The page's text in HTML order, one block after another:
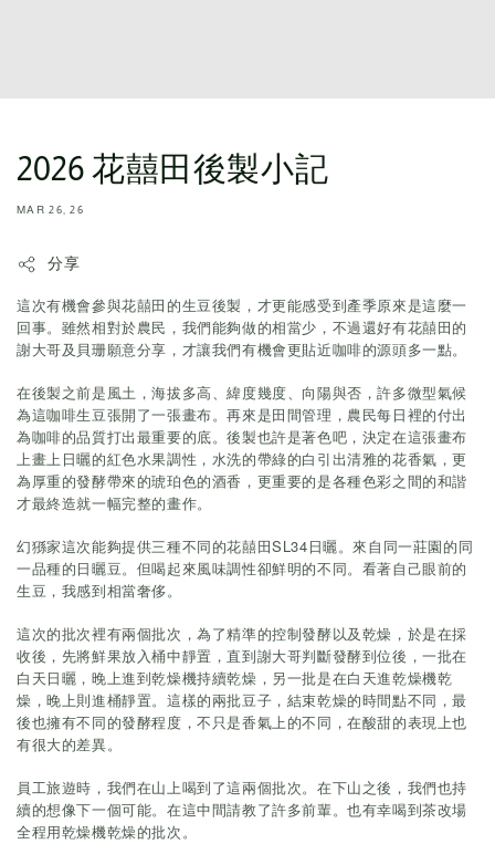
2026 花囍田後製小記
MAR 26, 26
分享
這次有機會參與花囍田的生豆後製，才更能感受到產季原來是這麼一
回事。雖然相對於農民，我們能夠做的相當少，不過還好有花囍田的
謝大哥及貝珊願意分享，才讓我們有機會更貼近咖啡的源頭多一點。
在後製之前是風土，海拔多高、緯度幾度、向陽與否，許多微型氣候
為這咖啡生豆張開了一張畫布。再來是田間管理，農民每日裡的付出
為咖啡的品質打出最重要的底。後製也許是著色吧，決定在這張畫布
上畫上日曬的紅色水果調性，水洗的帶綠的白引出清雅的花香氣，更
為厚重的發酵帶來的琥珀色的酒香，更重要的是各種色彩之間的和諧
才最終造就一幅完整的畫作。
幻猻家這次能夠提供三種不同的花囍田SL34日曬。來自同一莊園的同
一品種的日曬豆。但喝起來風味調性卻鮮明的不同。看著自己眼前的
生豆，我感到相當奢侈。
這次的批次裡有兩個批次，為了精準的控制發酵以及乾燥，於是在採
收後，先將鮮果放入桶中靜置，直到謝大哥判斷發酵到位後，一批在
白天日曬，晚上進到乾燥機持續乾燥，另一批是在白天進乾燥機乾
燥，晚上則進桶靜置。這樣的兩批豆子，結束乾燥的時間點不同，最
後也擁有不同的發酵程度，不只是香氣上的不同，在酸甜的表現上也
有很大的差異。
員工旅遊時，我們在山上喝到了這兩個批次。在下山之後，我們也持
續的想像下一個可能。在這中間請教了許多前輩。也有幸喝到茶改場
全程用乾燥機乾燥的批次。